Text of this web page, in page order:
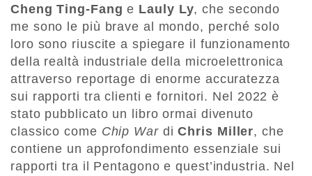
Cheng Ting-Fang e Lauly Ly, che secondo
me sono le più brave al mondo, perché solo
loro sono riuscite a spiegare il funzionamento
della realtà industriale della microelettronica
attraverso reportage di enorme accuratezza
sui rapporti tra clienti e fornitori. Nel 2022 è
stato pubblicato un libro ormai divenuto
classico come Chip WardiChris Miller, che
contiene un approfondimento essenziale sui
rapporti tra il Pentagono e quest’industria. Nel